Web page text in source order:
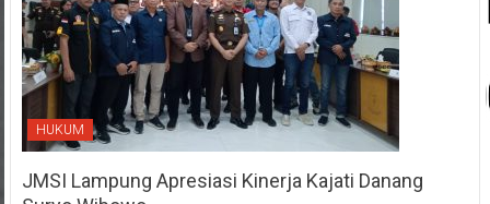
HUKUM
JMSI Lampung Apresiasi Kinerja Kajati Danang